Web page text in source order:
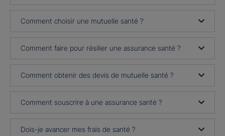
Comment choisir une mutuelle santé ?
Comment faire pour résilier une assurance santé ?
Comment obtenir des devis de mutuelle santé ?
Comment souscrire à une assurance santé ?
Dois-je avancer mes frais de santé ?